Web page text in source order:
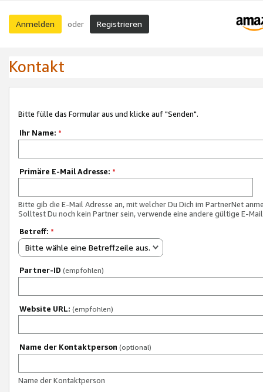
Anmelden oder Registrieren
Kontakt
Bitte fülle das Formular aus und klicke auf "Senden".
Ihr Name: *
Primäre E-Mail Adresse: *
Bitte gib die E-Mail Adresse an, mit welcher Du Dich im PartnerNet
Solltest Du noch kein Partner sein, verwende eine andere gültige E-
Betreff: *
Bitte wähle eine Betreffzeile aus.
Partner-ID (empfohlen)
Website URL: (empfohlen)
Name der Kontaktperson (optional)
Name der Kontaktperson